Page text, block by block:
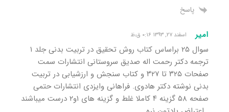
پاسخ
امیر اسفند ۲۷, ۱۳۹۳ ۰:۱۶ ق٫ظ
سوال ۲۵ براساس کتاب روش تحقیق در تربیت بدنی جلد ۱
ترجمه دکتر رحمت اله صدیق سروستانی انتشارات سمت
صفحات ۳۲۵ تا ۳۲۷ و کتاب سنجش و ارزشیابی در تربیت
بدنی نوشته دکتر هادوی. فراهانی وایزدی انتشارات حتمی
صفحه ۵۸ گزینه ۴ کاملا غلط و گزینه های ۱و۲ درست میباشند